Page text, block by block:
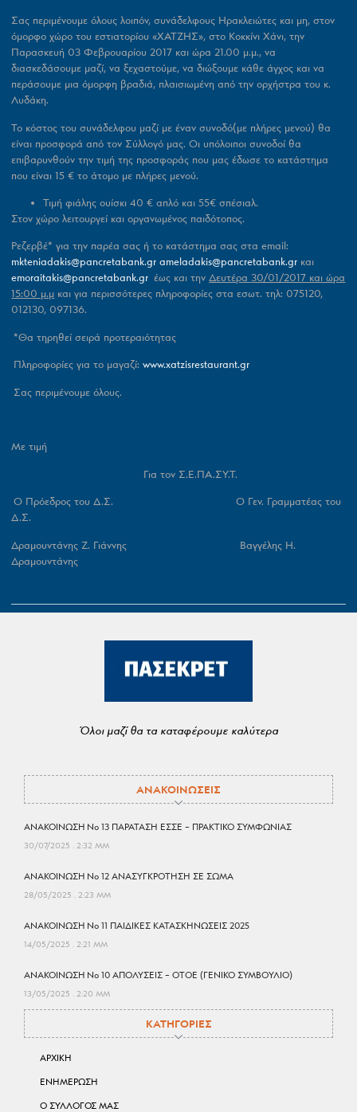
Σας περιμένουμε όλους λοιπόν, συνάδελφους Ηρακλειώτες και μη, στον
όμορφο χώρο του εστιατορίου«ΧΑΤΖΗΣ», στο Κοκκίνι Χάνι, την
Παρασκευή 03 Φεβρουαρίου 2017 και ώρα 21.00 μ.μ., να
διασκεδάσουμε μαζί, να ξεχαστούμε, να διώξουμε κάθε άγχος και να
περάσουμε μια όμορφη βραδιά, πλαισιωμένη από την ορχήστρα του κ.
Λυδάκη.
Το κόστος του συνάδελφου μαζί με έναν συνοδό(με πλήρες μενού) θα
είναι προσφορά από τον Σύλλογό μας. Οι υπόλοιποι συνοδοί θα
επιβαρυνθούν την τιμή της προσφοράς που μας έδωσε το κατάστημα
που είναι 15 € το άτομο με πλήρες μενού.
Τιμή φιάλης ουίσκι40 € απλό και55€ σπέσιαλ.
Στον χώρο λειτουργεί και οργανωμένος παιδότοπος.
Ρεζερβέ* για την παρέα σας ή το κατάστημα σας στα email:
mkteniadakis@pancretabank.gr ameladakis@pancretabank.gr και
emoraitakis@pancretabank.gr έως και τηνΔευτέρα 30/01/2017 και ώρα
15:00 μ.μ και για περισσότερες πληροφορίες στα εσωτ. τηλ: 075120,
012130, 097136.
*Θα τηρηθεί σειρά προτεραιότητας
Πληροφορίες για το μαγαζί:www.xatzisrestaurant.gr
Σας περιμένουμε όλους.
Με τιμή
Για τον Σ.Ε.ΠΑ.ΣΥ.Τ.
Ο Πρόεδρος του Δ.Σ. Ο Γεν. Γραμματέας του
Δ.Σ.
Δραμουντάνης Ζ. Γιάννης Βαγγέλης Η.
Δραμουντάνης
Όλοι μαζί θα τα καταφέρουμε καλύτερα
ΑΝΑΚΟΙΝΩΣΕΙΣ
ΑΝΑΚΟΙΝΩΣΗ No 13 ΠΑΡΑΤΑΣΗ ΕΣΣΕ – ΠΡΑΚΤΙΚΟ ΣΥΜΦΩΝΙΑΣ
30/07/2025 2:32 ΜΜ
ΑΝΑΚΟΙΝΩΣΗ No 12 ΑΝΑΣΥΓΚΡΟΤΗΣΗ ΣΕ ΣΩΜΑ
28/05/2025 2:23 ΜΜ
ΑΝΑΚΟΙΝΩΣΗ No 11 ΠΑΙΔΙΚΕΣ ΚΑΤΑΣΚΗΝΩΣΕΙΣ 2025
14/05/2025 2:21 ΜΜ
ΑΝΑΚΟΙΝΩΣΗ No 10 ΑΠΟΛΥΣΕΙΣ – ΟΤΟΕ (ΓΕΝΙΚΟ ΣΥΜΒΟΥΛΙΟ)
13/05/2025 2:20 ΜΜ
ΚΑΤΗΓΟΡΙΕΣ
ΑΡΧΙΚΗ
ΕΝΗΜΕΡΩΣΗ
Ο ΣΥΛΛΟΓΟΣ ΜΑΣ